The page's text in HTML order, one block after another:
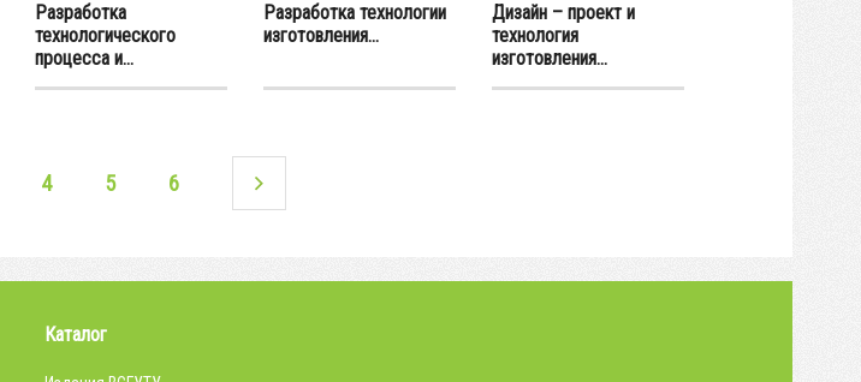
Разработка
технологического
процесса и...
Разработка технологии
изготовления...
Дизайн – проект и
технология
изготовления...
4 5 6
Каталог